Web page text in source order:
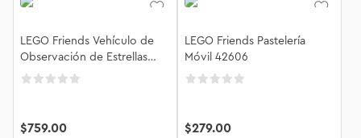
LEGO Friends Vehículo de
Observación de Estrellas
42603
$759.00
LEGO Friends Pastelería
Móvil 42606
$279.00